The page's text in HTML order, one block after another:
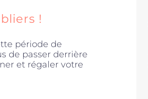
!
période de
de passer derrière
et régaler votre